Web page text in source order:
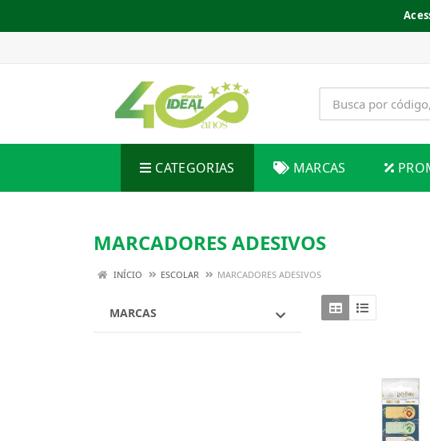
CATEGORIAS MARCAS
MARCADORES ADESIVOS
INÍCIO ESCOLAR MARCADORES ADESIVOS
MARCAS